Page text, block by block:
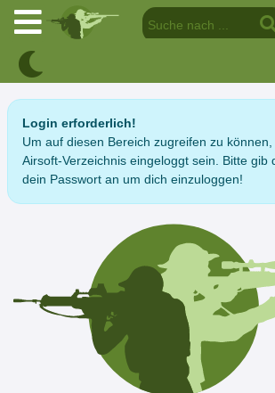
Login erforderlich!
Um auf diesen Bereich zugreifen zu
Airsoft-Verzeichnis eingeloggt sein. Bitte gib
dein Passwort an um dich einzuloggen!